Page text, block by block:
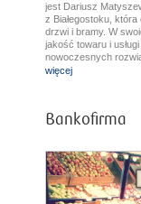
jest Dariusz
z Białegostoku,
drzwi i bramy. W
jakość towaru i
nowoczesnych
więcej
Bankofirma